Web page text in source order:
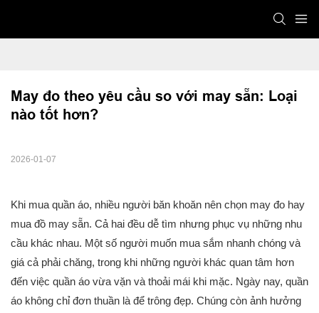
May đo theo yêu cầu so với may sẵn: Loại
nào tốt hơn?
2026-01-07
Khi mua quần áo, nhiều người băn khoăn nên chọn may đo hay
mua đồ may sẵn. Cả hai đều dễ tìm nhưng phục vụ những nhu
cầu khác nhau. Một số người muốn mua sắm nhanh chóng và
giá cả phải chăng, trong khi những người khác quan tâm hơn
đến việc quần áo vừa vặn và thoải mái khi mặc. Ngày nay, quần
áo không chỉ đơn thuần là để trông đẹp. Chúng còn ảnh hưởng